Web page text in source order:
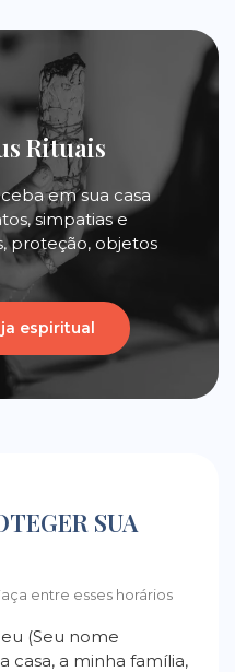
Rituais
em sua casa
simpatias e
proteção, objetos
espiritual
SUA
entre esses horários
(Seu nome
casa, a minha família,